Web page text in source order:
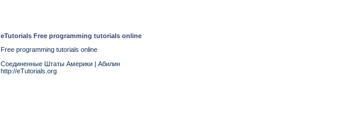
eTutorials Free programming tutorials online
Free programming tutorials online
Соединенные Штаты Америки | Абилин
http://eTutorials.org